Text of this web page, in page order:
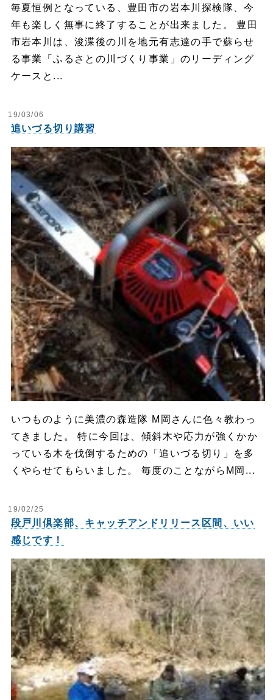
毎夏恒例となっている、豊田市の岩本川探検隊、今
年も楽しく無事に終了することが出来ました。 豊田
市岩本川は、浚渫後の川を地元有志達の手で蘇らせ
る事業「ふるさとの川づくり事業」のリーディング
ケースと...
19/03/06
追いづる切り講習
いつものように美濃の森造隊 M岡さんに色々教わっ
てきました。 特に今回は、傾斜木や応力が強くかか
っている木を伐倒するための「追いづる切り」を多
くやらせてもらいました。 毎度のことながらM岡...
19/02/25
段戸川倶楽部、キャッチアンドリリース区間、いい
感じです！